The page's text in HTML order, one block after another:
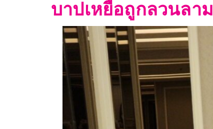
บาปเหยื่อถูกลวนลาม